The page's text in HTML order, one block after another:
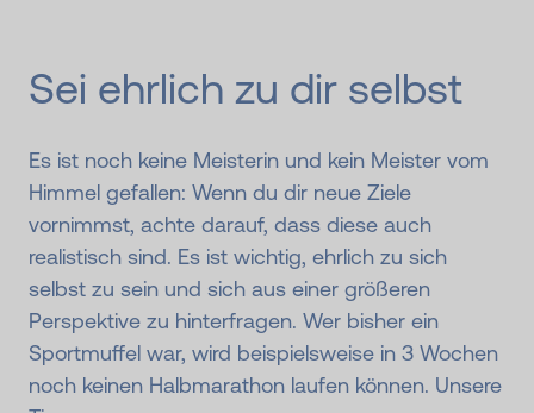
Sei ehrlich zu dir selbst
Es ist noch keine Meisterin und kein Meister vom
Himmel gefallen: Wenn du dir neue Ziele
vornimmst, achte darauf, dass diese auch
realistisch sind. Es ist wichtig, ehrlich zu sich
selbst zu sein und sich aus einer größeren
Perspektive zu hinterfragen. Wer bisher ein
Sportmuffel war, wird beispielsweise in 3 Wochen
noch keinen Halbmarathon laufen können. Unsere